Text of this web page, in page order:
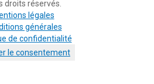
droits réservés.
légales
générales
de confidentialité
le consentement